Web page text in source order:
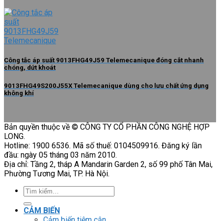
Công tắc áp suất 9013FHG49J59 Telemecanique đóng cắt nhanh
chóng, dứt khoát
9013FHG49S200J55X Telemecanique dùng cho lưu chất ứng dụng
không khí
Bản quyền thuộc về © CÔNG TY CỔ PHẦN CÔNG NGHỆ HỢP
LONG.
Hotline: 1900 6536. Mã số thuế: 0104509916. Đăng ký lần
đầu: ngày 05 tháng 03 năm 2010.
Địa chỉ: Tầng 2, tháp A Mandarin Garden 2, số 99 phố Tân Mai,
Phường Tương Mai, TP. Hà Nội.
Tìm
kiếm:
CẢM BIẾN